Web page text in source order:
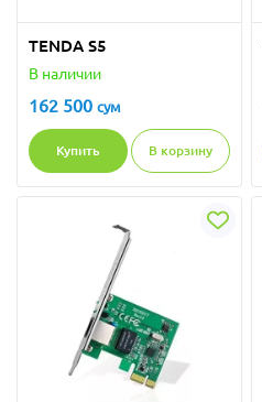
TENDA S5
В наличии
162 500 сум
Купить В корзину